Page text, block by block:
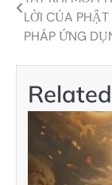
hướng
bài
viết
LỜI CỦA
PHÁP ỨNG